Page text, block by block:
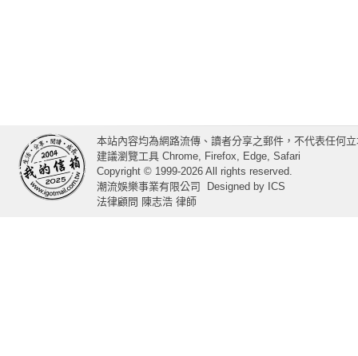
本站內容均為網路流傳、讀者分享之郵件，不代表任何
建議瀏覽工具 Chrome, Firefox, Edge, Safari
Copyright © 1999-2026 All rights reserved.
潮流娛樂事業有限公司
Designed by ICS
法律顧問 陳志浩 律師